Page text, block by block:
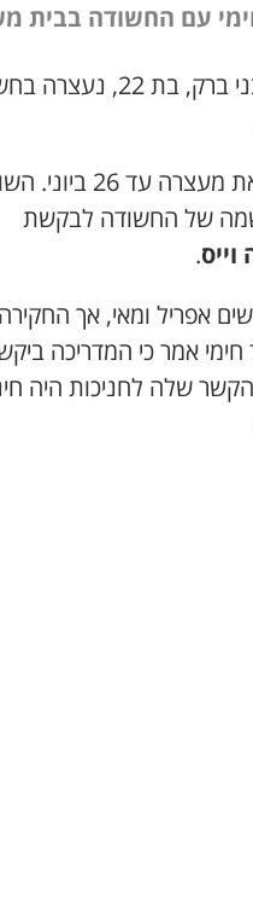
עם החשודה בבית
מדריכה בפנימיה של המגזר החרדי בבני ברק, בת 22,
בית משפט השלום בתל אביב האריך את
שמה של החשודה לבקשת
.
אפריל ומאי, אך החקירה
אמר כי המדריכה
שלה לחניכות היה